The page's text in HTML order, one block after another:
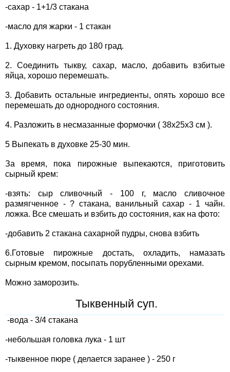
-сахар - 1+1/3 стакана
-масло для жарки - 1 стакан
1. Духовку нагреть до 180 град.
2. Соединить тыкву, сахар, масло, добавить взбитые
яйца, хорошо перемешать.
3. Добавить остальные ингредиенты, опять хорошо все
перемешать до однородного состояния.
4. Разложить в несмазанные формочки ( 38х25х3 см ).
5 Выпекать в духовке 25-30 мин.
За время, пока пирожные выпекаются, приготовить
сырный крем:
-взять: сыр сливочный - 100 г, масло сливочное
размягченное - ? стакана, ванильный сахар - 1 чайн.
ложка. Все смешать и взбить до состояния, как на фото:
-добавить 2 стакана сахарной пудры, снова взбить
6.Готовые пирожные достать, охладить, намазать
сырным кремом, посыпать порубленными орехами.
Можно заморозить.
Тыквенный суп.
-вода - 3/4 стакана
-небольшая головка лука - 1 шт
-тыквенное пюре ( делается заранее ) - 250 г